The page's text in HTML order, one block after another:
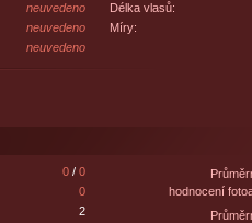
neuvedeno
neuvedeno
neuvedeno
Délka vlasů:
Míry:
0/ 0
0
2
hodnocení